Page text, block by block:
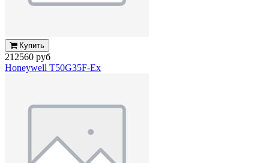
Купить
212560 руб
Honeywell T50G35F-Ex